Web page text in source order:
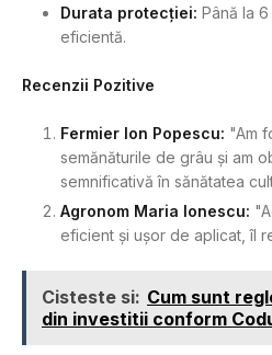
Durata protecției: Până la
eficientă.
Recenzii Pozitive
Fermier Ion Popescu: "Am
semănăturile de grâu și am
semnificativă în sănătatea
Agronom Maria Ionescu:
eficient și ușor de aplicat, îl
Cisteste si: Cum sunt
din investitii conform